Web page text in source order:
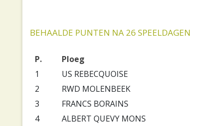
BEHAALDE PUNTEN NA 26 SPEELDAGEN
P.
Ploeg
1
US REBECQUOISE
2
RWD MOLENBEEK
3
FRANCS BORAINS
4
ALBERT QUEVY MONS